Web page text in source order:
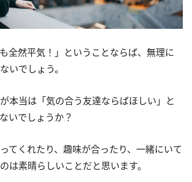
全然平気！」ということならば、無理に
いでしょう。
本当は「気の合う友達ならばほしい」と
いでしょうか？
てくれたり、趣味が合ったり、一緒にいて
は素晴らしいことだと思います。